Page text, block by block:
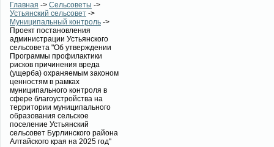
Главная -> Сельсоветы ->
Устьянский сельсовет ->
Муниципальный контроль ->
Проект постановления
администрации Устьянского
сельсовета "Об утверждении
Программы профилактики
рисков причинения вреда
(ущерба) охраняемым законом
ценностям в рамках
муниципального контроля в
сфере благоустройства на
территории муниципального
образования сельское
поселение Устьянский
сельсовет Бурлинского района
Алтайского края на 2025 год"